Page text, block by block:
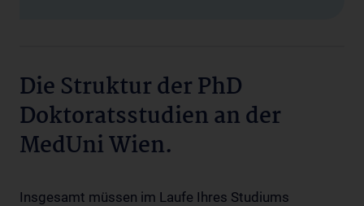
Die Struktur der PhD
Doktoratsstudien an der
MedUni Wien.
Insgesamt müssen im Laufe Ihres Studiums